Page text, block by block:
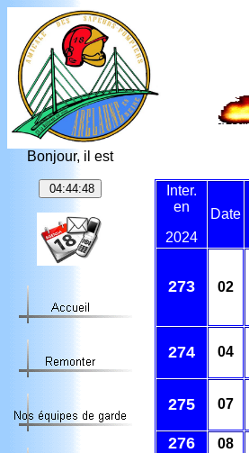
Bonjour, il est
Inter.
en
2024
Date
273 02
274 04
275 07
276 08